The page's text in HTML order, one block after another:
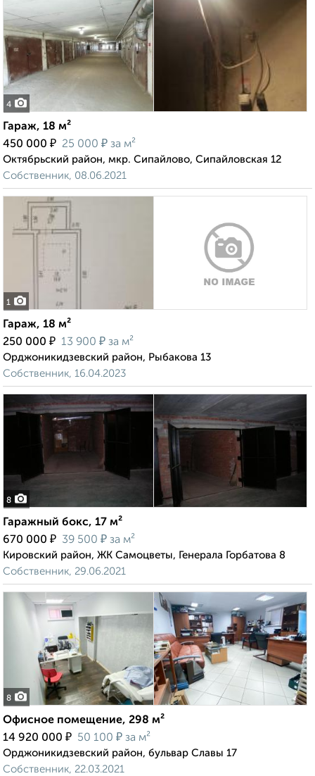
4
Гараж, 18 м²
450 000 ₽ 25 000 ₽ за м²
Октябрьский район, мкр. Сипайлово, Сипайловская 12
Собственник, 08.06.2021
1
Гараж, 18 м²
250 000 ₽ 13 900 ₽ за м²
Орджоникидзевский район, Рыбакова 13
Собственник, 16.04.2023
8
Гаражный бокс, 17 м²
670 000 ₽ 39 500 ₽ за м²
Кировский район, ЖК Самоцветы, Генерала Горбатова 8
Собственник, 29.06.2021
8
Офисное помещение, 298 м²
14 920 000 ₽ 50 100 ₽ за м²
Орджоникидзевский район, бульвар Славы 17
Собственник, 22.03.2021